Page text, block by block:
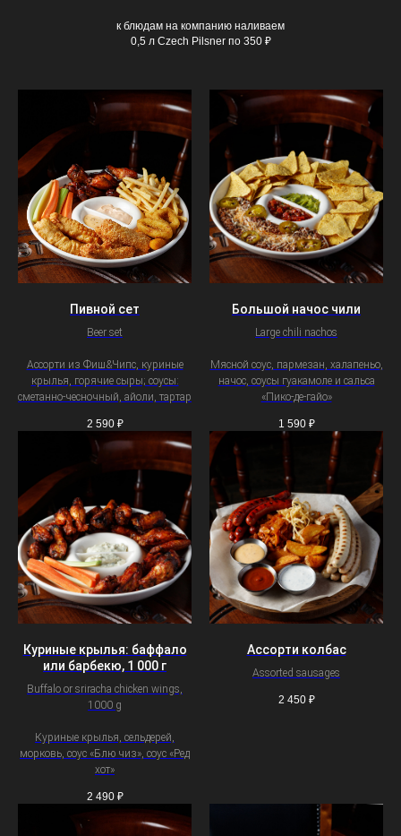
к блюдам на компанию наливаем
0,5 л Czech Pilsner по 350 ₽
Пивной сет
Beer set
Ассорти из Фиш&Чипс, куриные
крылья, горячие сыры; соусы:
сметанно-чесночный, айоли, тартар
2 590 ₽
Большой начос чили
Large chili nachos
Мясной соус, пармезан, халапеньо,
начос, соусы гуакамоле и сальса
«Пико-де-гайо»
1 590 ₽
Куриные крылья: баффало
или барбекю, 1 000 г
Buffalo or sriracha chicken wings,
1000 g
Куриные крылья, сельдерей,
морковь, соус «Блю чиз», соус «Ред
хот»
2 490 ₽
Ассорти колбас
Assorted sausages
2 450 ₽